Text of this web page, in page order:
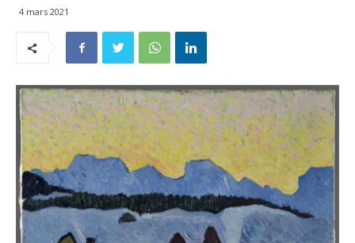
4 mars 2021